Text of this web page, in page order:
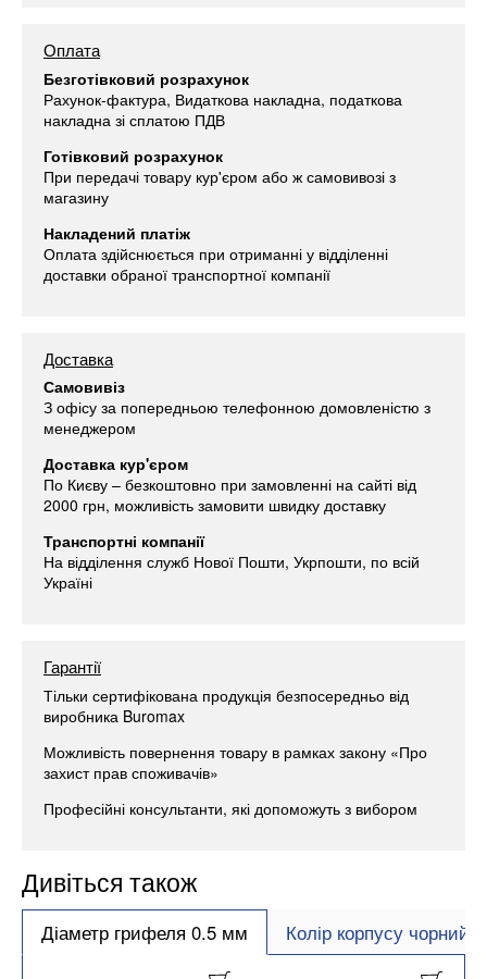
Оплата
Безготівковий розрахунок
Рахунок-фактура, Видаткова накладна, податкова
накладна зі сплатою ПДВ
Готівковий розрахунок
При передачі товару кур'єром або ж самовивозі з
магазину
Накладений платіж
Оплата здійснюється при отриманні у відділенні
доставки обраної транспортної компанії
Доставка
Самовивіз
З офісу за попередньою телефонною домовленістю з
менеджером
Доставка кур'єром
По Києву – безкоштовно при замовленні на сайті від
2000 грн, можливість замовити швидку доставку
Транспортні компанії
На відділення служб Нової Пошти, Укрпошти, по всій
Україні
Гарантії
Тільки сертифікована продукція безпосередньо від
виробника Buromax
Можливість повернення товару в рамках закону «Про
захист прав споживачів»
Професійні консультанти, які допоможуть з вибором
Дивіться також
Діаметр грифеля 0.5 мм Колір корпусу чорний